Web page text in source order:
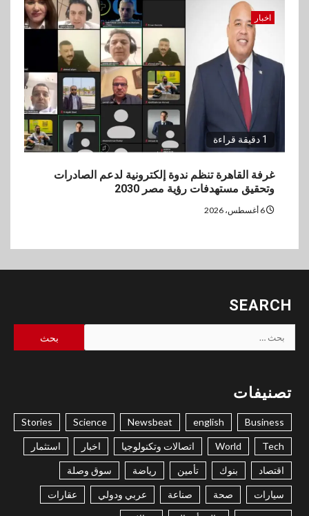
اخبار
1 دقيقة قراءة
غرفة القاهرة تنظم ندوة إلكترونية لدعم الصادرات
وتحقيق مستهدفات رؤية مصر 2030
SEARCH
البحث
عن:
تصنيفات
Business
english
Newsbeat
Science
Stories
Tech
World اتصالات وتكنولوجيا اخبار استثمار
اقتصاد بنوك تأمين رياضة سوق وصلة
سيارات صحة صناعة عربي ودولي عقارات